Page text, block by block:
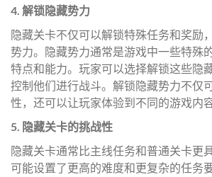
4. 解锁隐藏势力
隐藏关卡不仅可以解锁特殊任务和奖励
势力。隐藏势力通常是游戏中一些特殊
特点和能力。玩家可以选择解锁这些隐
控制他们进行战斗。解锁隐藏势力不仅
性，还可以让玩家体验到不同的游戏内
5. 隐藏关卡的挑战性
隐藏关卡通常比主线任务和普通关卡更
可能设置了更高的难度和更复杂的任务